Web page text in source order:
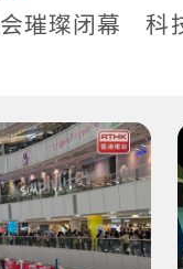
璀璨闭幕 科